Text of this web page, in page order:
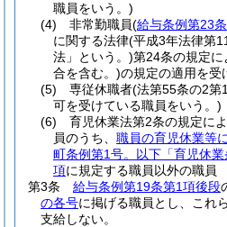
職員をいう。)
(4)
非常勤職員(給与条例第23条
に関する法律(平成3年法律第
法」という。)第24条の規定
合を含む。)の規定の適用を受
(5)
専従休職者(法第55条の2第
可を受けている職員をいう。)
(6)
育児休業法第2条の規定に
員のうち、 職員の育児休業等
町条例第1号。以下「育児休
項に規定する職員以外の職員
第3条
給与条例第19条第1項後段
の各号に掲げる職員とし、これ
支給しない。